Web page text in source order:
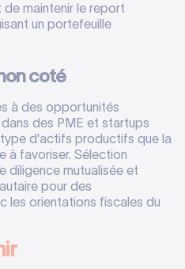
maintenir le report
un portefeuille
coté
à des opportunités
des PME et startups
d'actifs productifs que la
à favoriser. Sélection
diligence mutualisée et
pour des
les orientations fiscales du